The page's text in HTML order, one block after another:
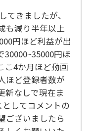
てきましたが、
も減り半年以上
円ほど利益が出
円ほ
こ4か月ほど動画
ほど登録者数が
新なしで現在ま
してコメントの
ございましたら